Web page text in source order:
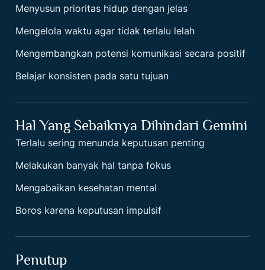
Menyusun prioritas hidup dengan jelas
Mengelola waktu agar tidak terlalu lelah
Mengembangkan potensi komunikasi secara positif
Belajar konsisten pada satu tujuan
Hal Yang Sebaiknya Dihindari Gemini
Terlalu sering menunda keputusan penting
Melakukan banyak hal tanpa fokus
Mengabaikan kesehatan mental
Boros karena keputusan impulsif
Penutup